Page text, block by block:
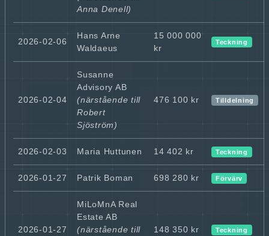
Anna Denell)
2026-02-06
Hans Arne
Waldaeus
15 000 000
kr
Teckning
2026-02-04
Susanne
Advisory AB
(närstående till
Robert
Sjöström)
476 100 kr Tilldelning
2026-02-03 Maria Huttunen 14 402 kr Teckning
2026-01-27 Patrik Boman 698 280 kr Förvärv
2026-01-27
MiLoMnA Real
Estate AB
(närstående till
148 350 kr Teckning